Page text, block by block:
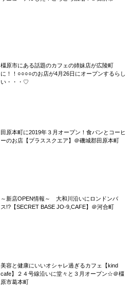
橿原市にある話題のカフェの姉妹店が広陵町
に！！○○○○のお店が4月26日にオープンするらし
い・・・♡
田原本町に2019年３月オープン！食パンとコーヒ
ーのお店【プラススクエア】＠磯城郡田原本町
～新店OPEN情報～ 大和川沿いにロンドンバ
ス!?【SECRET BASE JO-9,CAFE】＠河合町
美容と健康にいいオシャレ過ぎるカフェ【kind
cafe】２４号線沿いに堂々と３月オープン☆＠橿
原市葛本町